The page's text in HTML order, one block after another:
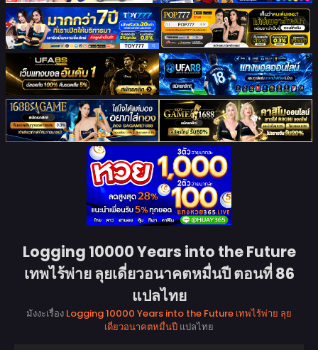
Logging 10000 Years into the Future
เทพไร้พ่าย ลุยเดี่ยวอนาคตหมื่นปี ตอนที่ 86
แปลไทย
มังงะเรื่อง Logging 10000 Years into the Future เทพไร้พ่าย ลุย
เดี่ยวอนาคตหมื่นปี แปลไทย